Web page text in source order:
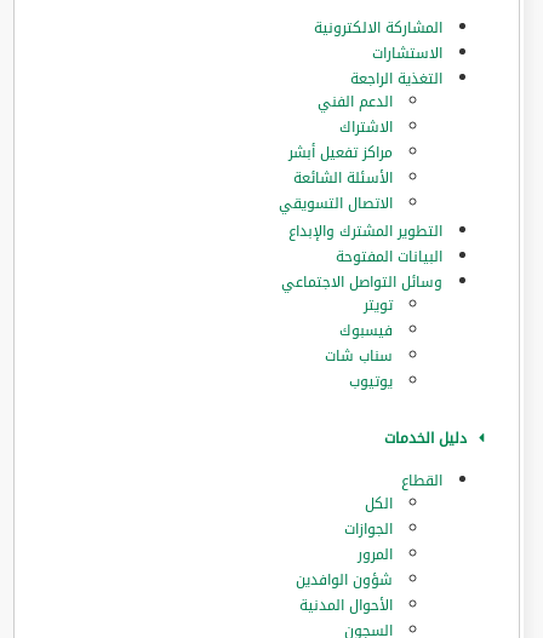
المشاركة الالكترونية
الاستشارات
التغذية الراجعة
الدعم الفني
الاشتراك
مراكز تفعيل أبشر
الأسئلة الشائعة
الاتصال التسويقي
التطوير المشترك والإبداع
البيانات المفتوحة
وسائل التواصل الاجتماعي
تويتر
فيسبوك
سناب شات
يوتيوب
دليل الخدمات
القطاع
الكل
الجوازات
المرور
‏شؤون الوافدين
الأحوال المدنية
السجون